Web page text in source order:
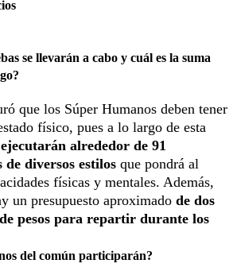
se llevarán a cabo y cuál es la suma
que los Súper Humanos deben tener
físico, pues a lo largo de esta
ejecutarán alrededor de 91
de diversos estilos que pondrá al
físicas y mentales. Además,
un presupuesto aproximado de dos
pesos para repartir durante los
del común participarán?